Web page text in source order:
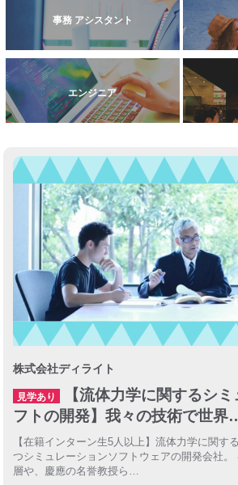
事務 アシスタント
エンジニア
株式会社ディライト
見学あり
【流体力学に関するシ
フトの開発】我々の技術で世界
【在籍インターン生5人以上】流体力学に関す
つシミュレーションソフトウェアの開発会社
層や、慶應の名誉教授ら…